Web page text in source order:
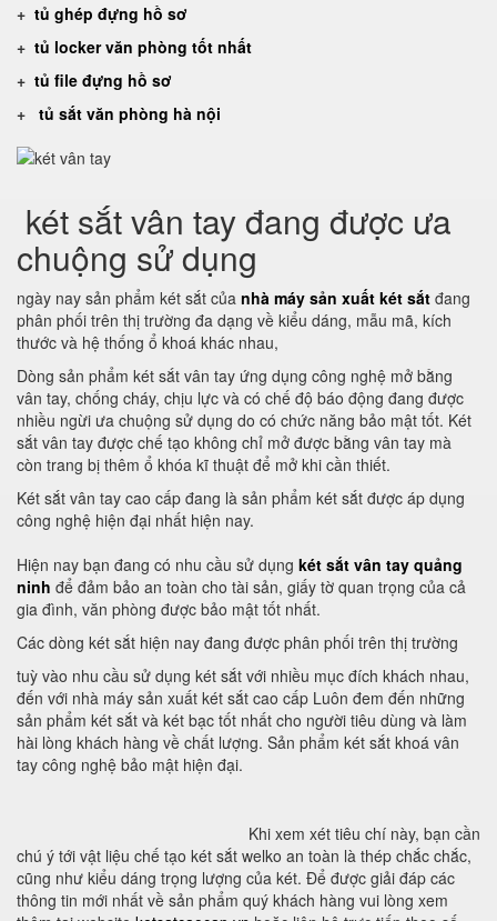
+ tủ ghép đựng hồ sơ
+ tủ locker văn phòng tốt nhất
+ tủ file đựng hồ sơ
+ tủ sắt văn phòng hà nội
két sắt vân tay đang được ưa
chuộng sử dụng
ngày nay sản phẩm két sắt của nhà máy sản xuất két sắt đang
phân phối trên thị trường đa dạng về kiểu dáng, mẫu mã, kích
thước và hệ thống ổ khoá khác nhau,
Dòng sản phẩm két sắt vân tay ứng dụng công nghệ mở bằng
vân tay, chống cháy, chịu lực và có chế độ báo động đang được
nhiều ngừi ưa chuộng sử dụng do có chức năng bảo mật tốt. Két
sắt vân tay được chế tạo không chỉ mở được bằng vân tay mà
còn trang bị thêm ổ khóa kĩ thuật để mở khi cần thiết.
Két sắt vân tay cao cấp đang là sản phẩm két sắt được áp dụng
công nghệ hiện đại nhất hiện nay.
Hiện nay bạn đang có nhu cầu sử dụng két sắt vân tay quảng
ninh để đảm bảo an toàn cho tài sản, giấy tờ quan trọng của cả
gia đình, văn phòng được bảo mật tốt nhất.
Các dòng két sắt hiện nay đang được phân phối trên thị trường
tuỳ vào nhu cầu sử dụng két sắt với nhiều mục đích khách nhau,
đến với nhà máy sản xuất két sắt cao cấp Luôn đem đến những
sản phẩm két sắt và két bạc tốt nhất cho người tiêu dùng và làm
hài lòng khách hàng về chất lượng. Sản phẩm két sắt khoá vân
tay công nghệ bảo mật hiện đại.
Khi xem xét tiêu chí này, bạn cần
chú ý tới vật liệu chế tạo két sắt welko an toàn là thép chắc chắc,
cũng như kiểu dáng trọng lượng của két. Để được giải đáp các
thông tin mới nhất về sản phẩm quý khách hàng vui lòng xem